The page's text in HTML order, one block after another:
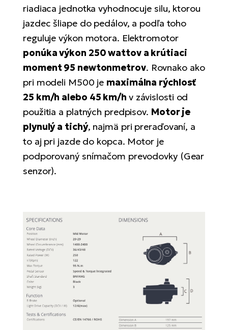
riadiaca jednotka vyhodnocuje silu, ktorou
jazdec šliape do pedálov, a podľa toho
reguluje výkon motora. Elektromotor
ponúka výkon 250 wattov a krútiaci
moment 95 newtonmetrov. Rovnako ako
pri modeli M500 je maximálna rýchlosť
25 km/h alebo 45 km/h v závislosti od
použitia a platných predpisov. Motor je
plynulý a tichý, najmä pri preraďovaní, a
to aj pri jazde do kopca. Motor je
podporovaný snímačom prevodovky (Gear
senzor).